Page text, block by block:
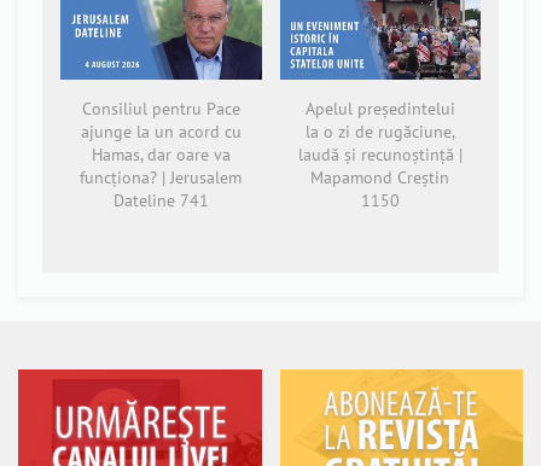
Consiliul pentru Pace
ajunge la un acord cu
Hamas, dar oare va
funcționa? | Jerusalem
Dateline 741
Apelul președintelui
la o zi de rugăciune,
laudă și recunoștință |
Mapamond Creștin
1150